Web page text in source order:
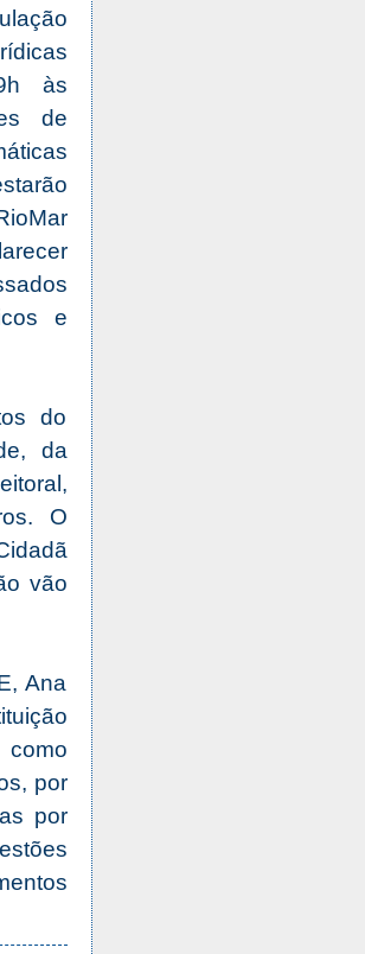
às
de
e
do
da
O
vão
Ana
como
por
por